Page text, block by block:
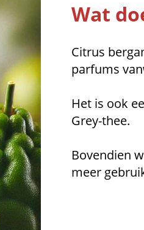
Wat
Citrus
parfums
Het is ook
Grey-thee.
Bovendien
meer